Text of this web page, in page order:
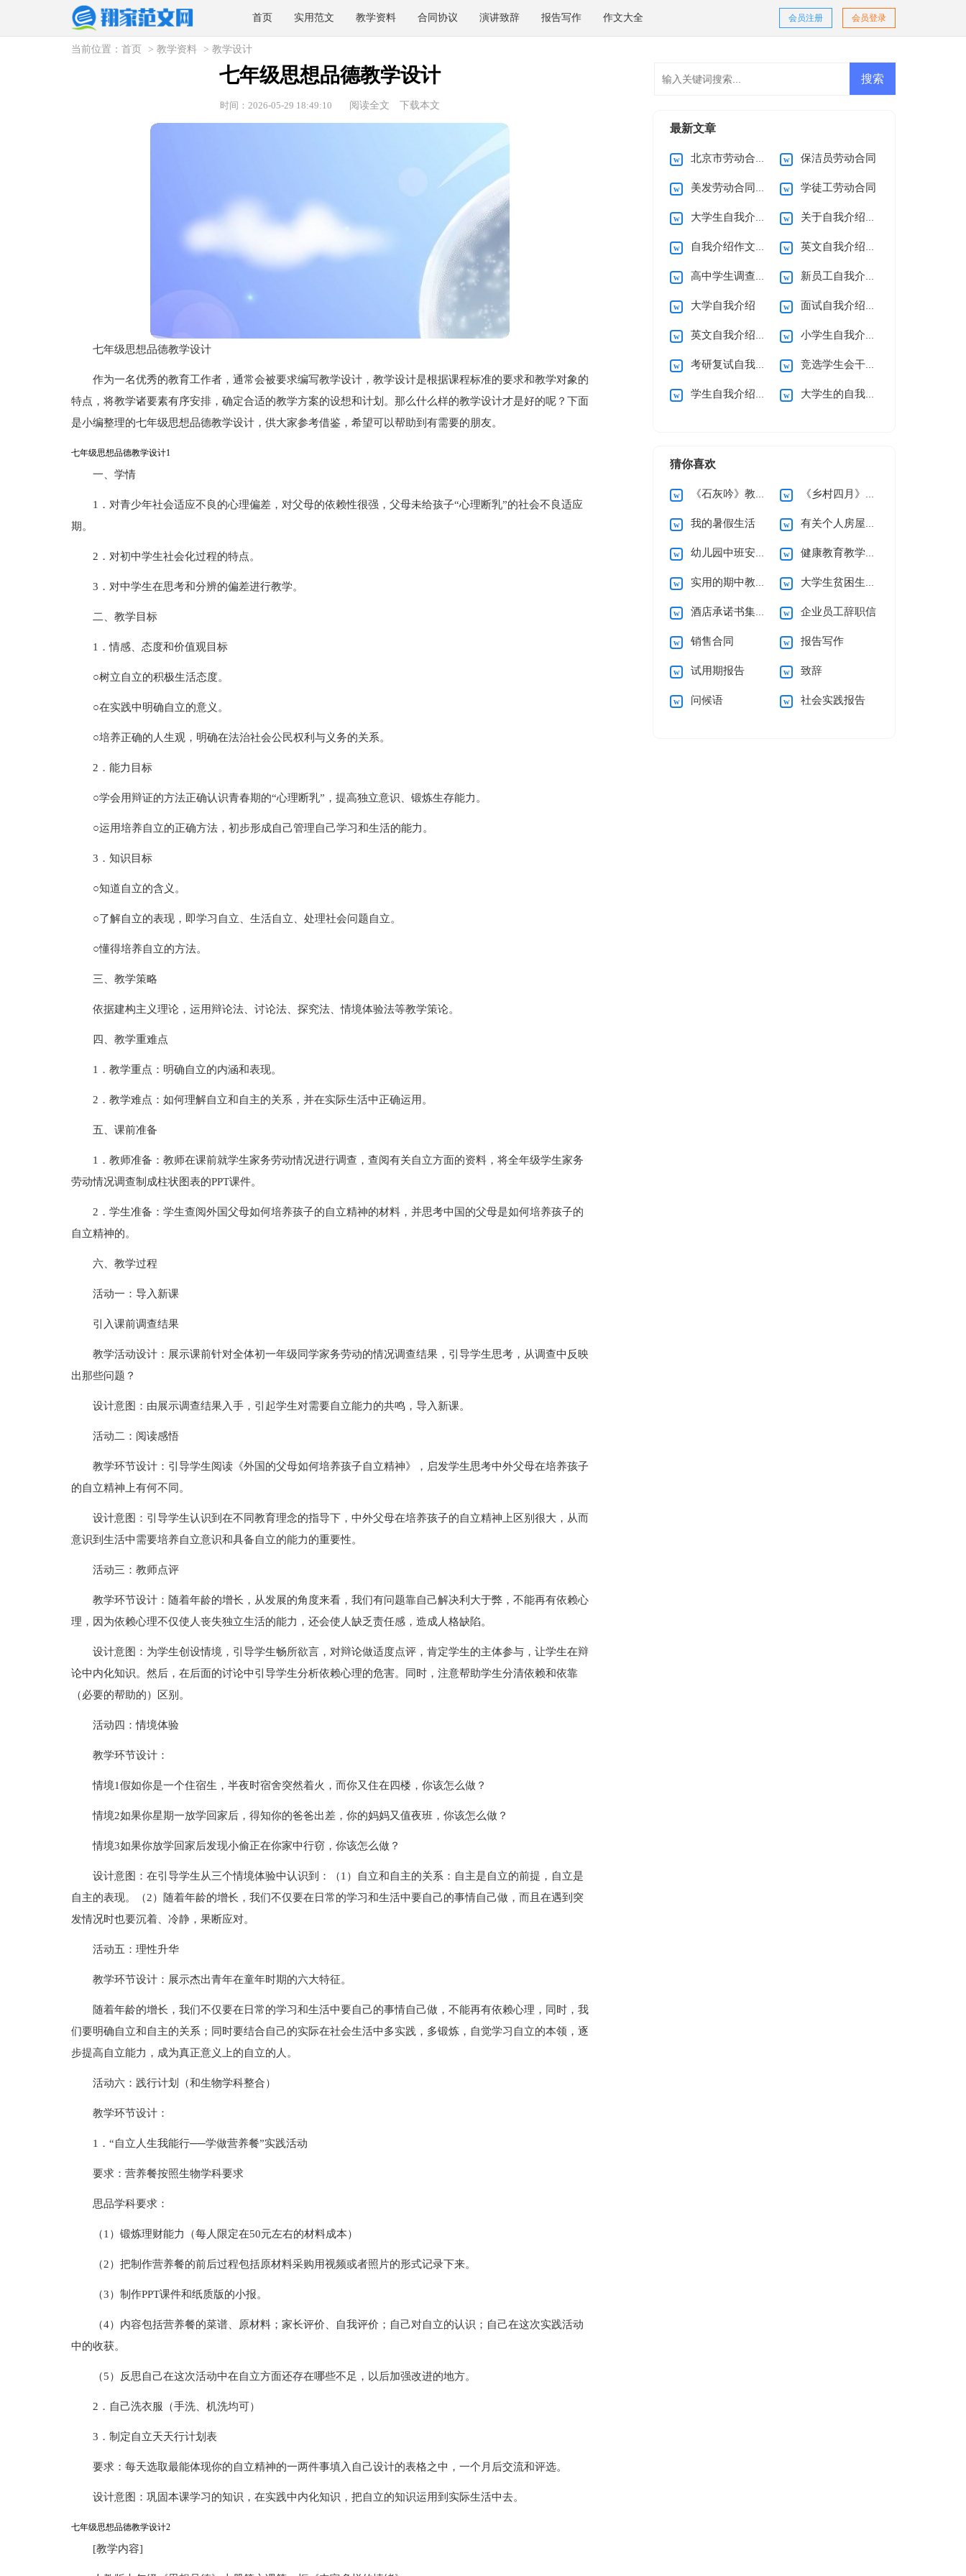
首页 实用范文 教学资料 合同协议 演讲致辞 报告写作 作文大全 会员登录
会员注册
当前位置： 首页 > 教学资料 > 教学设计
七年级思想品德教学设计
时间：2026-05-29 18:49:10 阅读全文 下载本文
七年级思想品德教学设计
作为一名优秀的教育工作者，通常会被要求编写教学设计，教学设计是根据课程标准的要求和教学对象的
特点，将教学诸要素有序安排，确定合适的教学方案的设想和计划。那么什么样的教学设计才是好的呢？下面
是小编整理的七年级思想品德教学设计，供大家参考借鉴，希望可以帮助到有需要的朋友。
七年级思想品德教学设计1
一、学情
1．对青少年社会适应不良的心理偏差，对父母的依赖性很强，父母未给孩子“心理断乳”的社会不良适应
期。
2．对初中学生社会化过程的特点。
3．对中学生在思考和分辨的偏差进行教学。
二、教学目标
1．情感、态度和价值观目标
○树立自立的积极生活态度。
○在实践中明确自立的意义。
○培养正确的人生观，明确在法治社会公民权利与义务的关系。
2．能力目标
○学会用辩证的方法正确认识青春期的“心理断乳”，提高独立意识、锻炼生存能力。
○运用培养自立的正确方法，初步形成自己管理自己学习和生活的能力。
3．知识目标
○知道自立的含义。
○了解自立的表现，即学习自立、生活自立、处理社会问题自立。
○懂得培养自立的方法。
三、教学策略
依据建构主义理论，运用辩论法、讨论法、探究法、情境体验法等教学策论。
四、教学重难点
1．教学重点：明确自立的内涵和表现。
2．教学难点：如何理解自立和自主的关系，并在实际生活中正确运用。
五、课前准备
1．教师准备：教师在课前就学生家务劳动情况进行调查，查阅有关自立方面的资料，将全年级学生家务
劳动情况调查制成柱状图表的PPT课件。
2．学生准备：学生查阅外国父母如何培养孩子的自立精神的材料，并思考中国的父母是如何培养孩子的
自立精神的。
六、教学过程
活动一：导入新课
引入课前调查结果
教学活动设计：展示课前针对全体初一年级同学家务劳动的情况调查结果，引导学生思考，从调查中反映
出那些问题？
设计意图：由展示调查结果入手，引起学生对需要自立能力的共鸣，导入新课。
活动二：阅读感悟
教学环节设计：引导学生阅读《外国的父母如何培养孩子自立精神》，启发学生思考中外父母在培养孩子
的自立精神上有何不同。
设计意图：引导学生认识到在不同教育理念的指导下，中外父母在培养孩子的自立精神上区别很大，从而
意识到生活中需要培养自立意识和具备自立的能力的重要性。
活动三：教师点评
教学环节设计：随着年龄的增长，从发展的角度来看，我们有问题靠自己解决利大于弊，不能再有依赖心
理，因为依赖心理不仅使人丧失独立生活的能力，还会使人缺乏责任感，造成人格缺陷。
设计意图：为学生创设情境，引导学生畅所欲言，对辩论做适度点评，肯定学生的主体参与，让学生在辩
论中内化知识。然后，在后面的讨论中引导学生分析依赖心理的危害。同时，注意帮助学生分清依赖和依靠
（必要的帮助的）区别。
活动四：情境体验
教学环节设计：
情境1假如你是一个住宿生，半夜时宿舍突然着火，而你又住在四楼，你该怎么做？
情境2如果你星期一放学回家后，得知你的爸爸出差，你的妈妈又值夜班，你该怎么做？
情境3如果你放学回家后发现小偷正在你家中行窃，你该怎么做？
设计意图：在引导学生从三个情境体验中认识到：（1）自立和自主的关系：自主是自立的前提，自立是
自主的表现。（2）随着年龄的增长，我们不仅要在日常的学习和生活中要自己的事情自己做，而且在遇到突
发情况时也要沉着、冷静，果断应对。
活动五：理性升华
教学环节设计：展示杰出青年在童年时期的六大特征。
随着年龄的增长，我们不仅要在日常的学习和生活中要自己的事情自己做，不能再有依赖心理，同时，我
们要明确自立和自主的关系；同时要结合自己的实际在社会生活中多实践，多锻炼，自觉学习自立的本领，逐
步提高自立能力，成为真正意义上的自立的人。
活动六：践行计划（和生物学科整合）
教学环节设计：
1．“自立人生我能行──学做营养餐”实践活动
要求：营养餐按照生物学科要求
思品学科要求：
（1）锻炼理财能力（每人限定在50元左右的材料成本）
（2）把制作营养餐的前后过程包括原材料采购用视频或者照片的形式记录下来。
（3）制作PPT课件和纸质版的小报。
（4）内容包括营养餐的菜谱、原材料；家长评价、自我评价；自己对自立的认识；自己在这次实践活动
中的收获。
（5）反思自己在这次活动中在自立方面还存在哪些不足，以后加强改进的地方。
2．自己洗衣服（手洗、机洗均可）
3．制定自立天天行计划表
要求：每天选取最能体现你的自立精神的一两件事填入自己设计的表格之中，一个月后交流和评选。
设计意图：巩固本课学习的知识，在实践中内化知识，把自立的知识运用到实际生活中去。
七年级思想品德教学设计2
[教学内容]
最新文章
北京市劳动合同(15篇) 保洁员劳动合同
美发劳动合同12篇 学徒工劳动合同
大学生自我介绍合集15篇 关于自我介绍(通用15篇)
自我介绍作文15篇 英文自我介绍(合集15篇)
高中学生调查报告 新员工自我介绍通用15篇
大学自我介绍 面试自我介绍(15篇)
英文自我介绍集锦15篇 小学生自我介绍15篇
考研复试自我介绍 竞选学生会干部自我介绍
学生自我介绍【荐】 大学生的自我介绍
猜你喜欢
《石灰吟》教案5篇 《乡村四月》说课稿
我的暑假生活 有关个人房屋租赁合同范文10篇
幼儿园中班安全工作计划 健康教育教学计划
实用的期中教学总结3篇 大学生贫困生助学金申请书
酒店承诺书集锦六篇 企业员工辞职信
销售合同 报告写作
试用期报告 致辞
问候语 社会实践报告